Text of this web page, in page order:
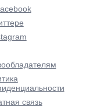
связь